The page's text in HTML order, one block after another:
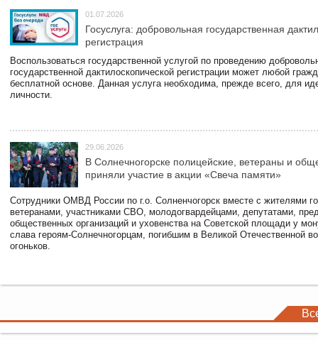
01.07.2026
Госуслуга: добровольная государственная
регистрация
Воспользоваться государственной услугой по проведению
государственной дактилоскопической регистрации может любой
бесплатной основе. Данная услуга необходима, прежде всего, для
личности.
29.06.2026
В Солнечногорске полицейские, ветераны и
приняли участие в акции «Свеча памяти»
Сотрудники ОМВД России по г.о. Солненчогорск вместе с жителями
ветеранами, участниками СВО, молодогвардейцами, депутатами,
общественных организаций и уховенства на Советской площади у
слава героям-Солнечногорцам, погибшим в Великой Отечественной
огоньков.